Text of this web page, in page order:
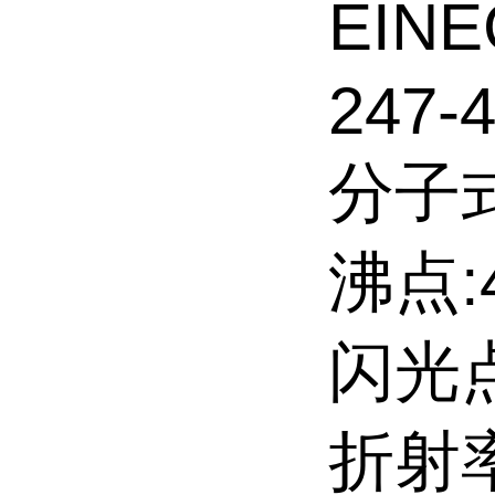
247-
分子
沸点
闪光
折射